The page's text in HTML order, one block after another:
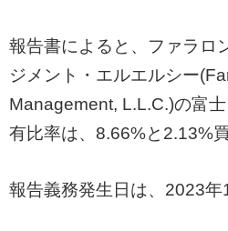
報告書によると、ファラロ
ジメント・エルエルシー
Management, L.L.C.)の富
有比率は、8.66%と2.13%
報告義務発生日は、2023年